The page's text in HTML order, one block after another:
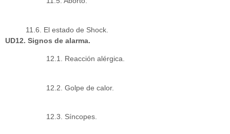
11.6. El estado de Shock.
UD12. Signos de alarma.
12.1. Reacción alérgica.
12.2. Golpe de calor.
12.3. Síncopes.